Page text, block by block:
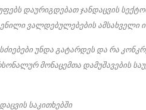
დაურიგდებათ ჯანდაცვის
ვალდებულებების ამსახველი
უნდა გატარდეს და რა
მონაცემთა დამუშავების
საკითხებში